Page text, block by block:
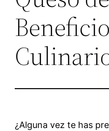
¿Alguna vez te has